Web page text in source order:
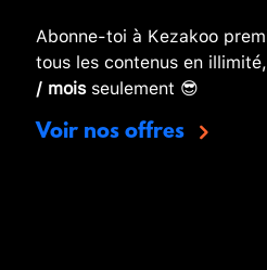
Abonne-toi à Kezakoo
tous les contenus en
/ moisseulement 😎
Voir nos offres